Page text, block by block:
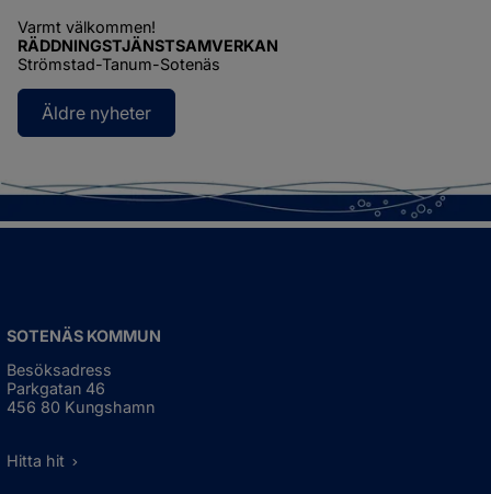
Varmt välkommen!
RÄDDNINGSTJÄNSTSAMVERKAN
Strömstad-Tanum-Sotenäs
Äldre nyheter
SOTENÄS KOMMUN
Besöksadress
Parkgatan 46
456 80 Kungshamn
Hitta hit